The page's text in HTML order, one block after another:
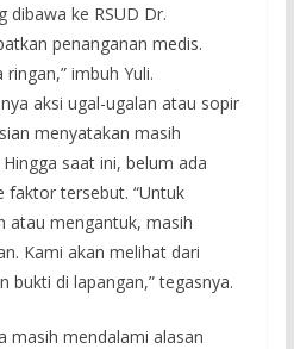
dibawa ke RSUD Dr.
penanganan medis.
imbuh Yuli.
aksi ugal-ugalan atau sopir
menyatakan masih
saat ini, belum ada
faktor tersebut. “Untuk
atau mengantuk, masih
Kami akan melihat dari
bukti di lapangan,” tegasnya.
masih mendalami alasan